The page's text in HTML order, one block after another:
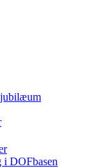
DOFbasen